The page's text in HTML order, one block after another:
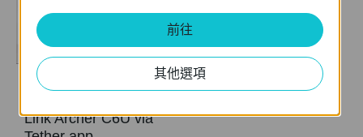
Link Archer C6U via
前往
其他選項